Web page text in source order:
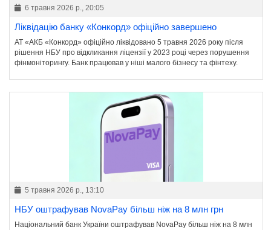
6 травня 2026 р., 20:05
Ліквідацію банку «Конкорд» офіційно завершено
АТ «АКБ «Конкорд» офіційно ліквідовано 5 травня 2026 року після
рішення НБУ про відкликання ліцензії у 2023 році через порушення
фінмоніторингу. Банк працював у ніші малого бізнесу та фінтеху.
5 травня 2026 р., 13:10
НБУ оштрафував NovaPay більш ніж на 8 млн грн
Національний банк України оштрафував NovaPay більш ніж на 8 млн